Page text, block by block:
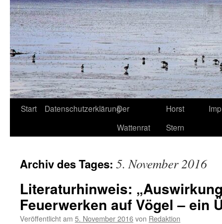
Start DatenschutzerklärungDer
Wattenrat
Horst
Stern
Archiv des Tages: 5. November 2016
Literaturhinweis:
Feuerwerken auf Vögel – ein
Veröffentlicht am 5. November 2016von Redaktion